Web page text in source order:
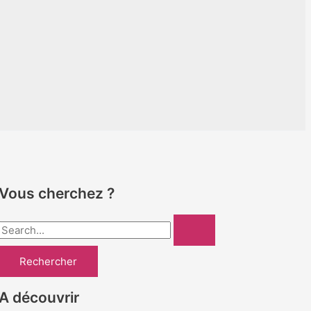
cherchez ?
découvrir